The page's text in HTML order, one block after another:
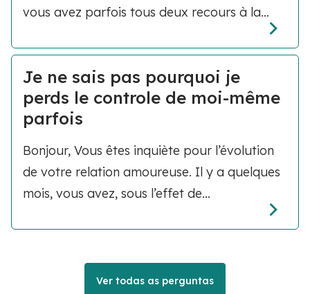
vous avez parfois tous deux recours à la...
Je ne sais pas pourquoi je
perds le controle de moi-même
parfois
Bonjour, Vous êtes inquiète pour l’évolution
de votre relation amoureuse. Il y a quelques
mois, vous avez, sous l’effet de...
Ver todas as perguntas